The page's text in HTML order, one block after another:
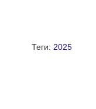
Теги: 2025